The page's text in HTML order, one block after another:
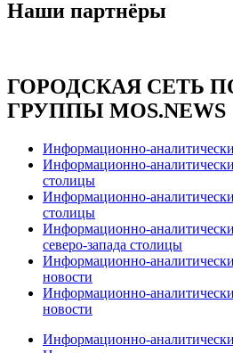
Наши партнёры
ГОРОДСКАЯ СЕТЬ
ГРУППЫ MOS.NEWS
Информационно-
Информационно-
столицы
Информационно-
столицы
Информационно-
северо-запада столицы
Информационно-
новости
Информационно-
новости
Информационно-